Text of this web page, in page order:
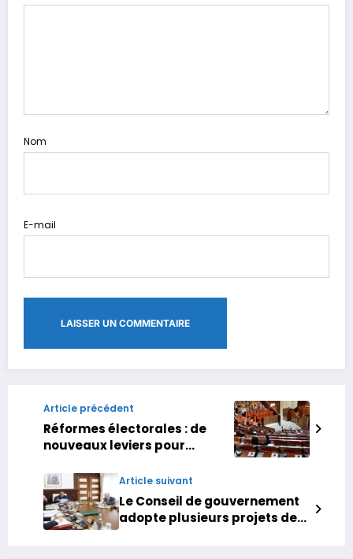
Nom
E-mail
Article précédent
Réformes électorales : de
nouveaux leviers pour
femmes en politique
Article suivant
Le Conseil de gouvernement
adopte plusieurs projets de